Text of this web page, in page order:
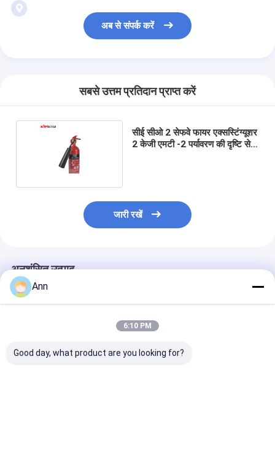
अब से संपर्क करें
सबसे उत्तम प्रतिदान प्राप्त करें
सीई सीओ 2 सेफवे फायर एक्सस्टिंग्यूशर
2 केजी एमटी -2 पर्यावरण की दृष्टि से
जारी रखें
अनुशंसित उत्पाद
Ann
6:10 PM
Good day, what product are you looking for?